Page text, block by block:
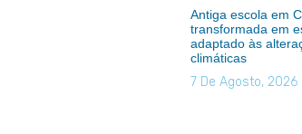
Antiga escola em
transformada em
adaptado às
climáticas
7 De Agosto, 2026